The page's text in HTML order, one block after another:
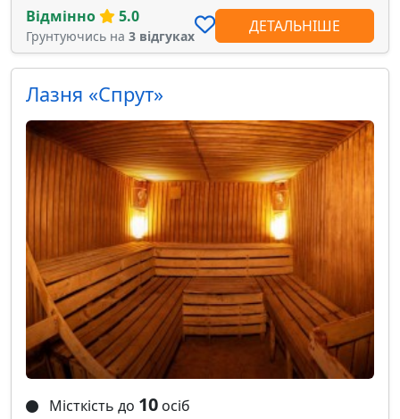
Відмінно 5.0
Грунтуючись на 3 відгуках
ДЕТАЛЬНІШЕ
Лазня «Спрут»
Місткість до 10 осіб